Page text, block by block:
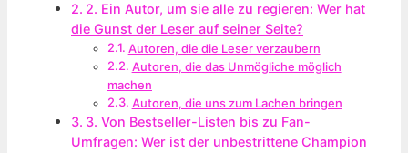
2. Ein Autor, um sie alle zu regieren: Wer hat
die Gunst der Leser auf seiner Seite?
Autoren, die die Leser verzaubern
Autoren, die das Unmögliche möglich
machen
Autoren, die uns zum Lachen bringen
3. Von Bestseller-Listen bis zu Fan-
Umfragen: Wer ist der unbestrittene Champion